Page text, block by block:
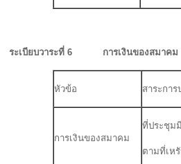
ระเบียบวาระที่ 6 การเงินของสมาคม
หัวข้อ สาระกา
การเงินของสมาคม
ที่ประชุม
ตามที่เห